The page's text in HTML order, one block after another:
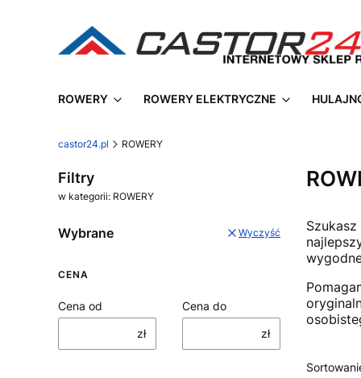
ROWERY ROWERY ELEKTRYCZNE
castor24.pl ROWERY
Filtry
w kategorii: ROWERY
Wybrane Wyczyść
CENA
Cena od
zł
Cena do
zł
Lista